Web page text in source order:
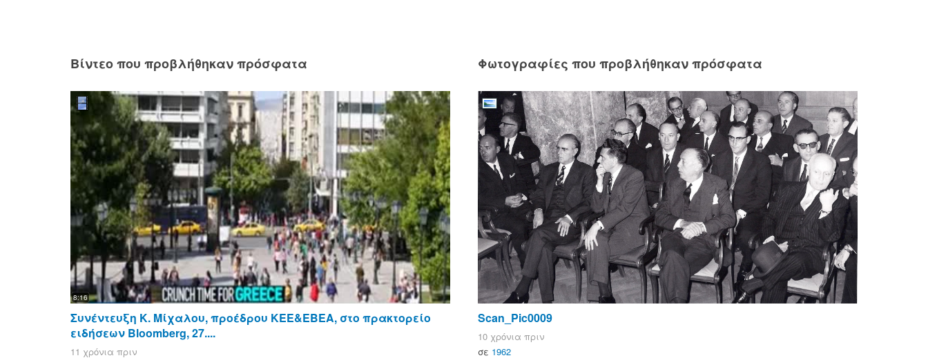
Βίντεο που προβλήθηκαν πρόσφατα
8:16
Συνέντευξη Κ. Μίχαλου, προέδρου ΚΕΕ&ΕΒΕΑ, στο πρακτορείο
ειδήσεων Bloomberg, 27....
11 χρόνια πριν
Φωτογραφίες που προβλήθηκαν πρόσφατα
Scan_Pic0009
10 χρόνια πριν
σε 1962